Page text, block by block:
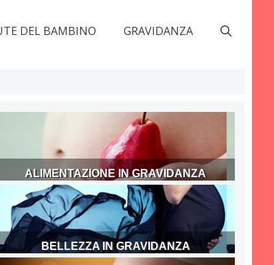
DEL BAMBINO GRAVIDANZA
ALIMENTAZIONE IN GRAVIDANZA
BELLEZZA IN GRAVIDANZA